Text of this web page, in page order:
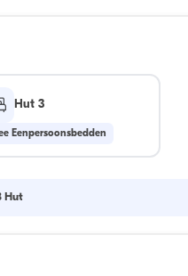
Hut 3
Eenpersoonsbedden
Hut